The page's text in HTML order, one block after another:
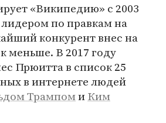
«Википедию» с 2003
лидером по правкам на
конкурент внес на
меньше. В 2017 году
Прюитта в список 25
в интернете людей
ТрампомиКим